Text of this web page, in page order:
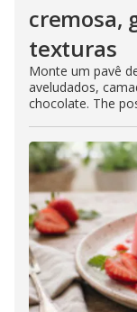
cremosa,
texturas
Monte um pavê
aveludados,
chocolate. The